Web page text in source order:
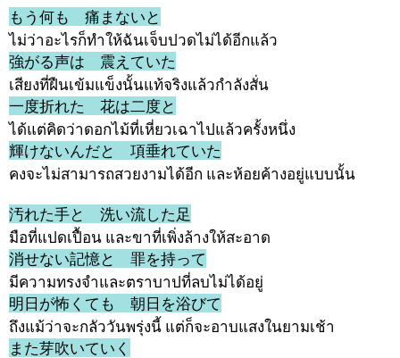
もう何も 痛まないと
ไม่ว่าอะไรก็ทำให้ฉันเจ็บปวดไม่ได้อีกแล้ว
強がる声は 震えていた
เสียงที่ฝืนเข้มแข็งนั้นแท้จริงแล้วกำลังสั่น
一度折れた 花は二度と
ได้แต่คิดว่าดอกไม้ที่เหี่ยวเฉาไปแล้วครั้งหนึ่ง
輝けないんだと 項垂れていた
คงจะไม่สามารถสวยงามได้อีก และห้อยค้างอยู่แบบนั้น
汚れた手と 洗い流した足
มือที่แปดเปื้อน และขาที่เพิ่งล้างให้สะอาด
消せない記憶と 罪を持って
มีความทรงจำและตราบาปที่ลบไม่ได้อยู่
明日が怖くても 朝日を浴びて
ถึงแม้ว่าจะกลัววันพรุ่งนี้ แต่ก็จะอาบแสงในยามเช้า
また芽吹いていく